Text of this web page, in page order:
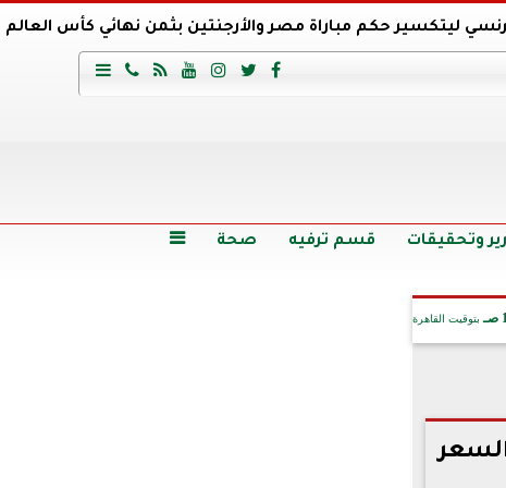
ليتكسير حكم مباراة مصر والأرجنتين بثمن نهائي كأس العالم
الدرعية السعودي يتعاقد مع برونو لاج المرشح السابق لتدريب الأهلي







وتحقيقات قسم ترفيه صحة 
بتوقيت القاهرة